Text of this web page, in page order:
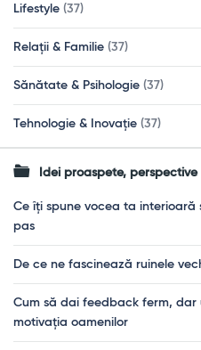
Lifestyle (37)
Relații & Familie (37)
Sănătate & Psihologie (37)
Tehnologie & Inovație (37)
Idei proaspete, perspective
Ce îți spune vocea ta interioară
pas
De ce ne fascinează ruinele
Cum să dai feedback ferm, dar
motivația oamenilor